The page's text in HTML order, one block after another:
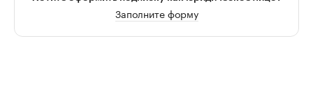
Заполните форму